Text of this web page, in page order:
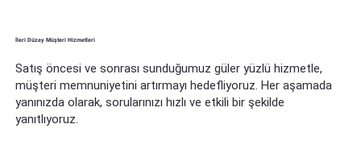
İleri Düzey Müşteri Hizmetleri
Satış öncesi ve sonrası sunduğumuz güler yüzlü hizmetle,
müşteri memnuniyetini artırmayı hedefliyoruz. Her aşamada
yanınızda olarak, sorularınızı hızlı ve etkili bir şekilde
yanıtlıyoruz.